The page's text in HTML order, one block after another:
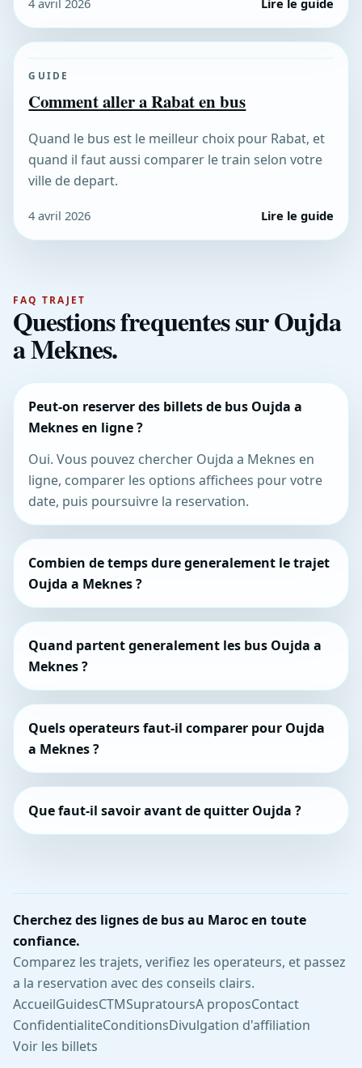
GUIDE
Comment aller a Rabat en bus
Quand le bus est le meilleur choix pour Rabat, et
quand il faut aussi comparer le train selon votre
ville de depart.
4 avril 2026 Lire le guide
FAQ TRAJET
Questions frequentes sur Oujda
a Meknes.
Peut-on reserver des billets de bus Oujda a
Meknes en ligne ?
Oui. Vous pouvez chercher Oujda a Meknes en
ligne, comparer les options affichees pour votre
date, puis poursuivre la reservation.
Combien de temps dure generalement le trajet
Oujda a Meknes ?
Quand partent generalement les bus Oujda a
Meknes ?
Quels operateurs faut-il comparer pour Oujda
a Meknes ?
Que faut-il savoir avant de quitter Oujda ?
Cherchez des lignes de bus au Maroc en toute
confiance.
Comparez les trajets, verifiez les operateurs, et passez
a la reservation avec des conseils clairs.
AccueilGuidesCTMSupratoursA proposContact
ConfidentialiteConditionsDivulgation d'affiliation
Voir les billets